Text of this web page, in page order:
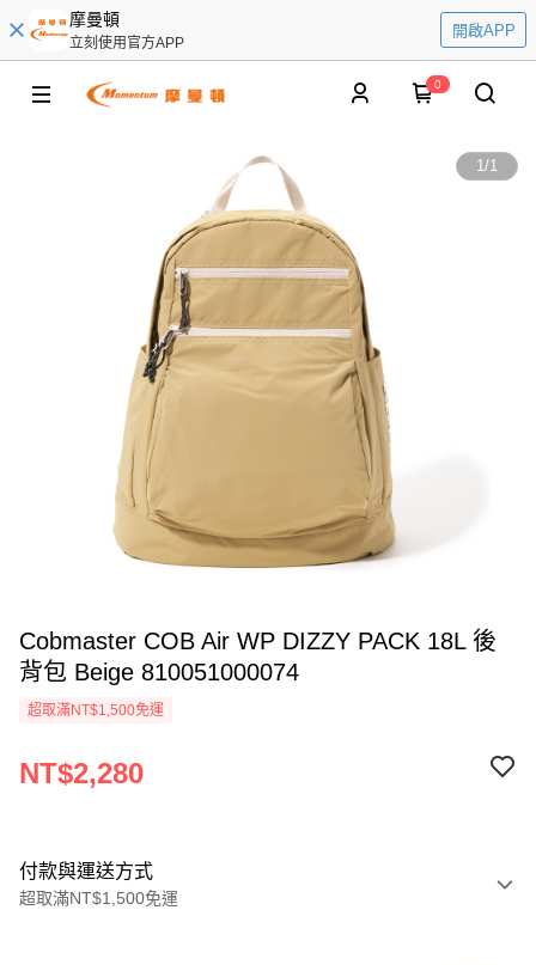
摩曼頓
立刻使用官方APP
開啟APP
0
1/1
Cobmaster COB Air WP DIZZY PACK 18L 後
背包 Beige 810051000074
超取滿NT$1,500免運
NT$2,280
付款與運送方式
超取滿NT$1,500免運